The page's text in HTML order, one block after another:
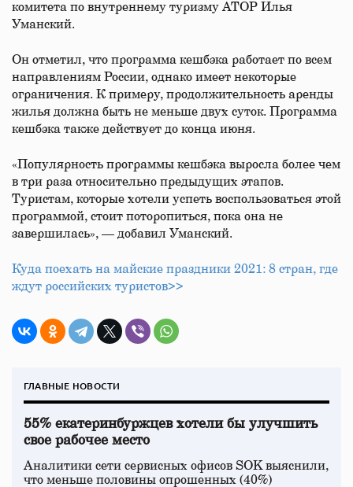
комитета по внутреннему туризму АТОР Илья
Уманский.
Он отметил, что программа кешбэка работает по всем
направлениям России, однако имеет некоторые
ограничения. К примеру, продолжительность аренды
жилья должна быть не меньше двух суток. Программа
кешбэка также действует до конца июня.
«Популярность программы кешбэка выросла более чем
в три раза относительно предыдущих этапов.
Туристам, которые хотели успеть воспользоваться этой
программой, стоит поторопиться, пока она не
завершилась», — добавил Уманский.
Куда поехать на майские праздники 2021: 8 стран, где
ждут российских туристов>>
ГЛАВНЫЕ НОВОСТИ
55% екатеринбуржцев хотели бы улучшить
свое рабочее место
Аналитики сети сервисных офисов SOK выяснили,
что меньше половины опрошенных (40%)